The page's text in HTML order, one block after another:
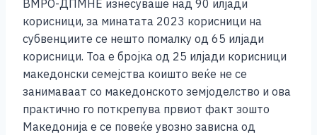
ВМРО-ДПМНЕ изнесуваше над 90 илјади
корисници, за минатата 2023 корисници на
субвенциите се нешто помалку од 65 илјади
корисници. Тоа е бројка од 25 илјади корисници
македонски семејства коишто веќе не се
занимаваат со македонското земјоделство и ова
практично го поткрепува првиот факт зошто
Македонија е се повеќе увозно зависна од